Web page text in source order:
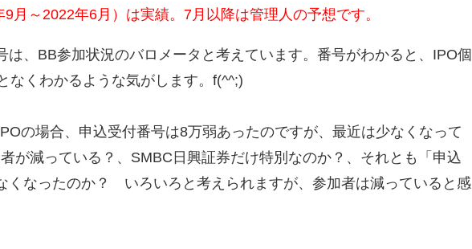
月～2022年6月）は実績。7月以降は管理人の予想です。
、BB参加状況のバロメータと考えています。番号がわかると、IPO個
なくわかるような気がします。f(^^;)
の場合、申込受付番号は8万弱あったのですが、最近は少なくなって
が減っている？、SMBC日興証券だけ特別なのか？、それとも「申込
くなったのか？ いろいろと考えられますが、参加者は減っていると感